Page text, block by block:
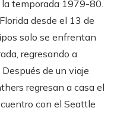
temporada 1979-80.
desde el 13 de
solo se enfrentan
regresando a
de un viaje
regresan a casa el
con el Seattle